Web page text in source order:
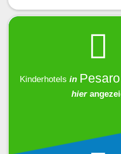
Kinderhotels in Pesaro
hier